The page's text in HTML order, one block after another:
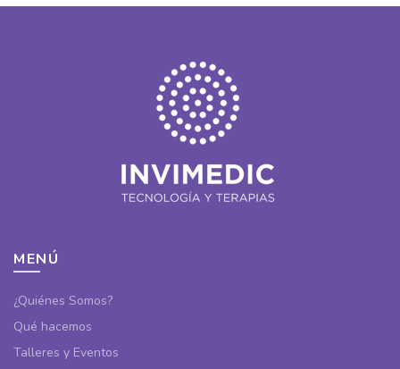
MENÚ
¿Quiénes Somos?
Qué hacemos
Talleres y Eventos